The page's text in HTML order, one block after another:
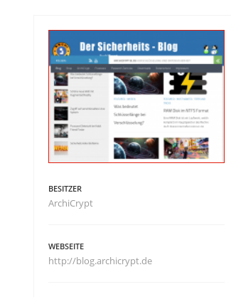
BESITZER
ArchiCrypt
WEBSEITE
http://blog.archicrypt.de